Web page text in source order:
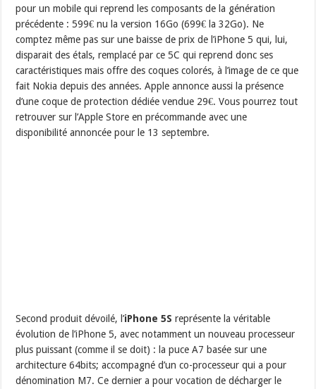
pour un mobile qui reprend les composants de la génération
précédente : 599€ nu la version 16Go (699€ la 32Go). Ne
comptez même pas sur une baisse de prix de l’iPhone 5 qui, lui,
disparait des étals, remplacé par ce 5C qui reprend donc ses
caractéristiques mais offre des coques colorés, à l’image de ce que
fait Nokia depuis des années. Apple annonce aussi la présence
d’une coque de protection dédiée vendue 29€. Vous pourrez tout
retrouver sur l’Apple Store en précommande avec une
disponibilité annoncée pour le 13 septembre.
Second produit dévoilé, l’iPhone 5S représente la véritable
évolution de l’iPhone 5, avec notamment un nouveau processeur
plus puissant (comme il se doit) : la puce A7 basée sur une
architecture 64bits; accompagné d’un co-processeur qui a pour
dénomination M7. Ce dernier a pour vocation de décharger le